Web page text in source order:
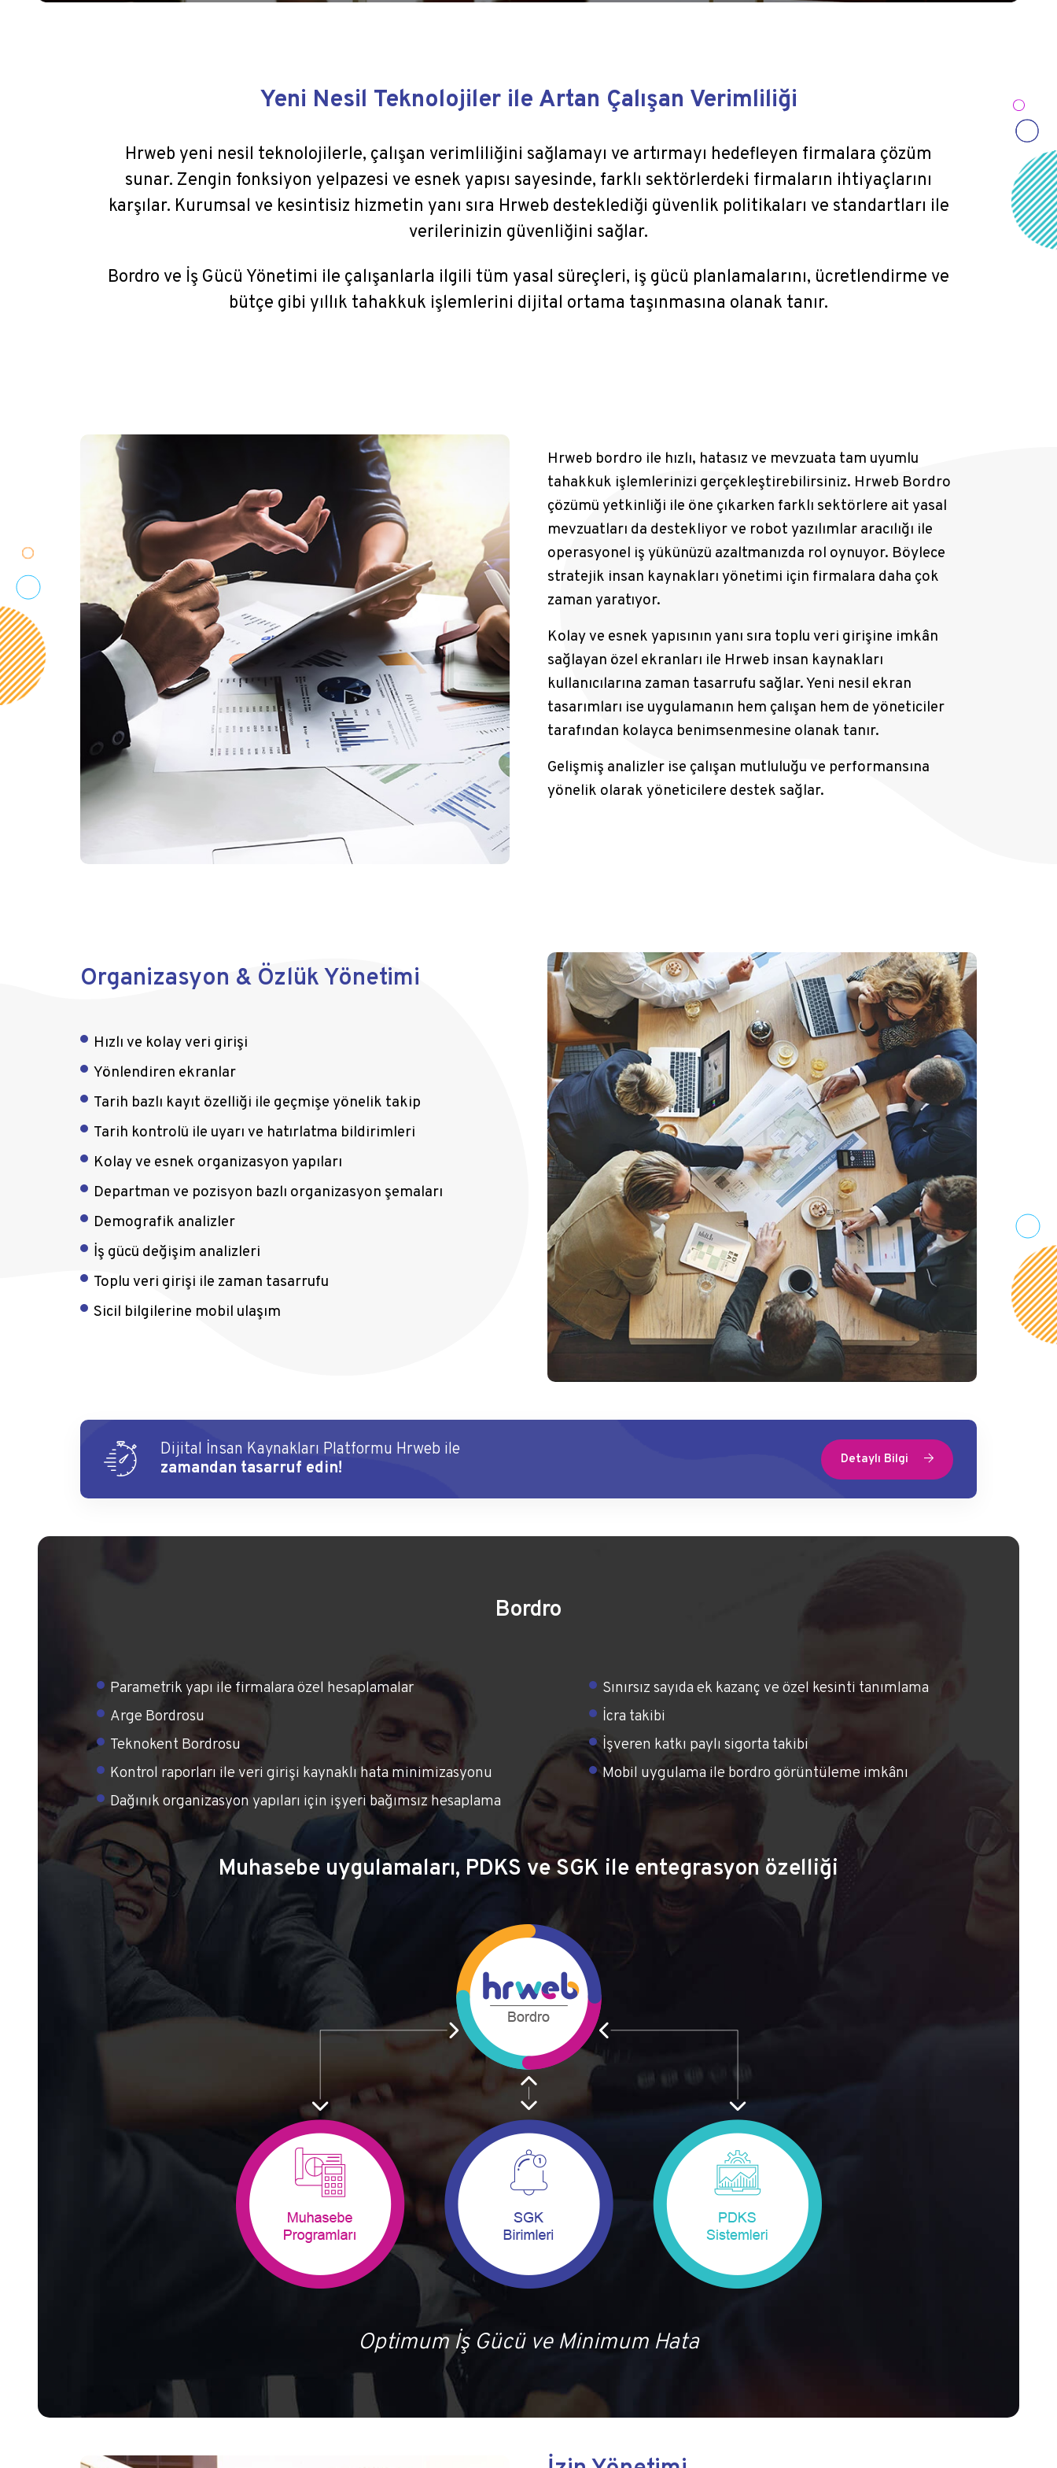
Yeni Nesil Teknolojiler ile Artan Çalışan Verimliliği
Hrweb yeni nesil teknolojilerle, çalışan verimliliğini sağlamayı ve artırmayı hedefleyen firmalara çözüm
sunar. Zengin fonksiyon yelpazesi ve esnek yapısı sayesinde, farklı sektörlerdeki firmaların ihtiyaçlarını
karşılar. Kurumsal ve kesintisiz hizmetin yanı sıra Hrweb desteklediği güvenlik politikaları ve standartları ile
verilerinizin güvenliğini sağlar.
Bordro ve İş Gücü Yönetimi ile çalışanlarla ilgili tüm yasal süreçleri, iş gücü planlamalarını, ücretlendirme ve
bütçe gibi yıllık tahakkuk işlemlerini dijital ortama taşınmasına olanak tanır.
Hrweb bordro ile hızlı, hatasız ve mevzuata tam uyumlu
tahakkuk işlemlerinizi gerçekleştirebilirsiniz. Hrweb Bordro
çözümü yetkinliği ile öne çıkarken farklı sektörlere ait yasal
mevzuatları da destekliyor ve robot yazılımlar aracılığı ile
operasyonel iş yükünüzü azaltmanızda rol oynuyor. Böylece
stratejik insan kaynakları yönetimi için firmalara daha çok
zaman yaratıyor.
Kolay ve esnek yapısının yanı sıra toplu veri girişine imkân
sağlayan özel ekranları ile Hrweb insan kaynakları
kullanıcılarına zaman tasarrufu sağlar. Yeni nesil ekran
tasarımları ise uygulamanın hem çalışan hem de yöneticiler
tarafından kolayca benimsenmesine olanak tanır.
Gelişmiş analizler ise çalışan mutluluğu ve performansına
yönelik olarak yöneticilere destek sağlar.
Organizasyon & Özlük Yönetimi
Hızlı ve kolay veri girişi
Yönlendiren ekranlar
Tarih bazlı kayıt özelliği ile geçmişe yönelik takip
Tarih kontrolü ile uyarı ve hatırlatma bildirimleri
Kolay ve esnek organizasyon yapıları
Departman ve pozisyon bazlı organizasyon şemaları
Demografik analizler
İş gücü değişim analizleri
Toplu veri girişi ile zaman tasarrufu
Sicil bilgilerine mobil ulaşım
Dijital İnsan Kaynakları Platformu Hrweb ile
zamandan tasarruf edin!
Detaylı Bilgi
Bordro
Parametrik yapı ile firmalara özel hesaplamalar
Arge Bordrosu
Teknokent Bordrosu
Kontrol raporları ile veri girişi kaynaklı hata minimizasyonu
Dağınık organizasyon yapıları için işyeri bağımsız hesaplama
Sınırsız sayıda ek kazanç ve özel kesinti tanımlama
İcra takibi
İşveren katkı paylı sigorta takibi
Mobil uygulama ile bordro görüntüleme imkânı
Muhasebe uygulamaları, PDKS ve SGK ile entegrasyon özelliği
Optimum İş Gücü ve Minimum Hata